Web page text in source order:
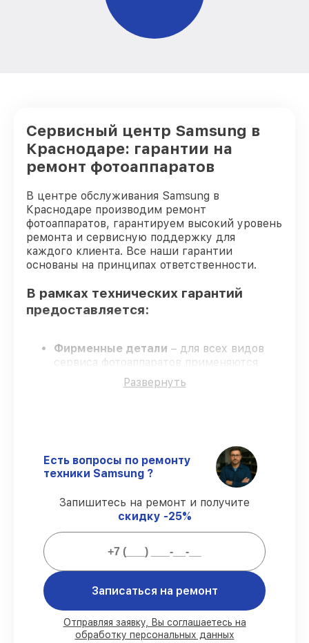
Программный ремонт фотоаппарата
Сервисный центр Samsung в
Краснодаре: гарантии на
ремонт фотоаппаратов
В центре обслуживания Samsung в
Краснодаре производим ремонт
фотоаппаратов, гарантируем высокий уровень
ремонта и сервисную поддержку для
каждого клиента. Все наши гарантии
основаны на принципах ответственности.
В рамках технических гарантий
предоставляется:
Фирменные детали – для всех видов
сервиса фотоаппаратов применяются
только оригинальные запчасти.
Квалифицированные специалисты
сроки, согласованные с клиентом.
Гарантийное обслуживание – починка с
полным гарантийным сопровождением.
Гарантии на сервис фотоаппаратов:
работ выполняем в присутствии
заказчика
установке, остальное доставляем быстро
Подлинные запчасти и надёжные
реплики– с учётом возможностей
клиента
Развернуть
Есть вопросы по ремонту
техники Samsung ?
Запишитесь на ремонт и получите
скидку -25%
Записаться на ремонт
Отправляя заявку, Вы соглашаетесь на
обработку персональных данных